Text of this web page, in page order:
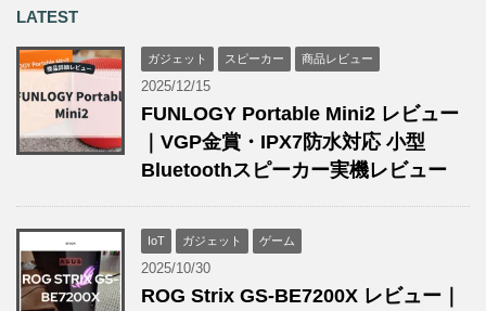
LATEST
ガジェット スピーカー 商品レビュー
2025/12/15
FUNLOGY Portable Mini2 レビュー
｜VGP金賞・IPX7防水対応 小型
Bluetoothスピーカー実機レビュー
IoT ガジェット ゲーム
2025/10/30
ROG Strix GS-BE7200X レビュー｜